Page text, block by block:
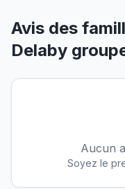
Avis des
Delaby
Aucun
Soyez le